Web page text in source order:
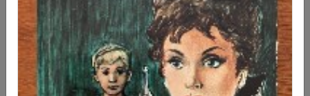
€ 3,00